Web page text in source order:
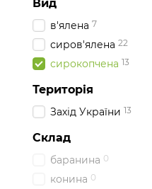
Вид
в'ялена 7
сиров'ялена 22
сирокопчена 13
Територія
Захід України 13
Склад
баранина 0
конина 0